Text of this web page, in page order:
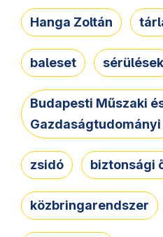
Hanga Zoltán
baleset sérülések
Budapesti Műszaki
zsidó biztonsági
közbringarendszer